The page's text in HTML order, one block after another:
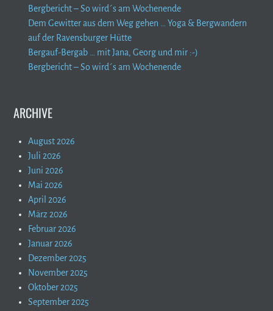
Bergbericht – So wird´s am Wochenende
Dem Gewitter aus dem Weg gehen … Yoga & Bergwandern
auf der Ravensburger Hütte
Bergauf-Bergab … mit Jana, Georg und mir :-)
Bergbericht – So wird´s am Wochenende
ARCHIVE
August 2026
Juli 2026
Juni 2026
Mai 2026
April 2026
März 2026
Februar 2026
Januar 2026
Dezember 2025
November 2025
Oktober 2025
September 2025